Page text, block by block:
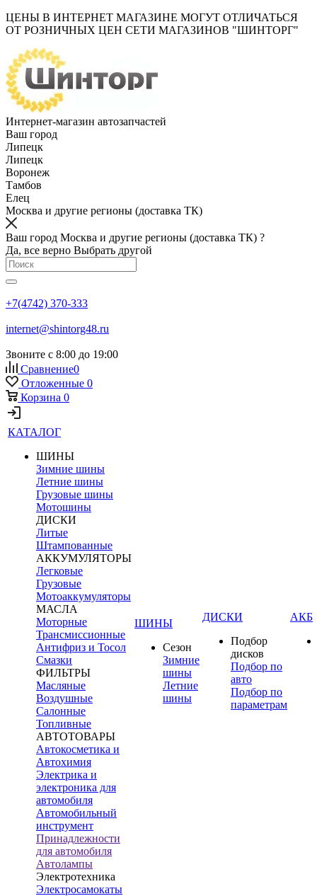
ЦЕНЫ В ИНТЕРНЕТ МАГАЗИНЕ МОГУТ ОТЛИЧАТЬСЯ
ОТ РОЗНИЧНЫХ ЦЕН СЕТИ МАГАЗИНОВ "ШИНТОРГ"
Интернет-магазин автозапчастей
Ваш город
Липецк
Липецк
Воронеж
Тамбов
Елец
Москва и другие регионы (доставка ТК)
Ваш город Москва и другие регионы (доставка ТК) ?
Да, все верно Выбрать другой
+7(4742) 370-333
internet@shintorg48.ru
Звоните с 8:00 до 19:00
Сравнение0
Отложенные 0
Корзина 0
КАТАЛОГ
ШИНЫ
Зимние шины
Летние шины
Грузовые шины
Мотошины
ДИСКИ
Литые
Штампованные
АККУМУЛЯТОРЫ
Легковые
Грузовые
Мотоаккумуляторы
МАСЛА
Моторные
Трансмиссионные
Антифриз и Тосол
Смазки
ФИЛЬТРЫ
Масляные
Воздушные
Салонные
Топливные
АВТОТОВАРЫ
Автокосметика и
Автохимия
Электрика и
электроника для
автомобиля
Автомобильный
инструмент
Принадлежности
для автомобиля
Автолампы
Электротехника
Электросамокаты
ШИНЫ
Сезон
Зимние
шины
Летние
шины
ДИСКИ
Подбор
дисков
Подбор по
авто
Подбор по
параметрам
АКБ